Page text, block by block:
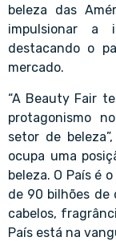
beleza das
impulsionar a
destacando o
mercado.
“A Beauty Fair
protagonismo
setor de
ocupa uma
beleza. O País é
de 90 bilhões de
cabelos,
País está na